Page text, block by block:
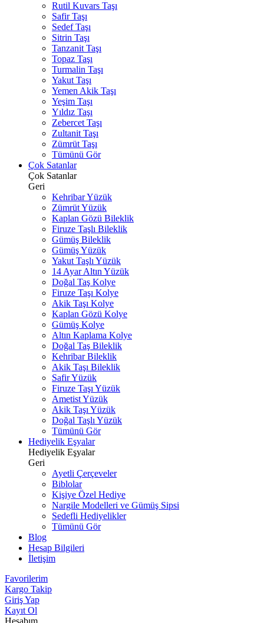
Rutil Kuvars Taşı
Safir Taşı
Sedef Taşı
Sitrin Taşı
Tanzanit Taşı
Topaz Taşı
Turmalin Taşı
Yakut Taşı
Yemen Akik Taşı
Yeşim Taşı
Yıldız Taşı
Zebercet Taşı
Zultanit Taşı
Zümrüt Taşı
Tümünü Gör
Çok Satanlar
Çok Satanlar
Geri
Kehribar Yüzük
Zümrüt Yüzük
Kaplan Gözü Bileklik
Firuze Taşlı Bileklik
Gümüş Bileklik
Gümüş Yüzük
Yakut Taşlı Yüzük
14 Ayar Altın Yüzük
Doğal Taş Kolye
Firuze Taşı Kolye
Akik Taşı Kolye
Kaplan Gözü Kolye
Gümüş Kolye
Altın Kaplama Kolye
Doğal Taş Bileklik
Kehribar Bileklik
Akik Taşı Bileklik
Safir Yüzük
Firuze Taşı Yüzük
Ametist Yüzük
Akik Taşı Yüzük
Doğal Taşlı Yüzük
Tümünü Gör
Hediyelik Eşyalar
Hediyelik Eşyalar
Geri
Ayetli Çerçeveler
Biblolar
Kişiye Özel Hediye
Nargile Modelleri ve Gümüş Sipsi
Sedefli Hediyelikler
Tümünü Gör
Blog
Hesap Bilgileri
İletişim
Favorilerim
Kargo Takip
Giriş Yap
Kayıt Ol
Hesabım